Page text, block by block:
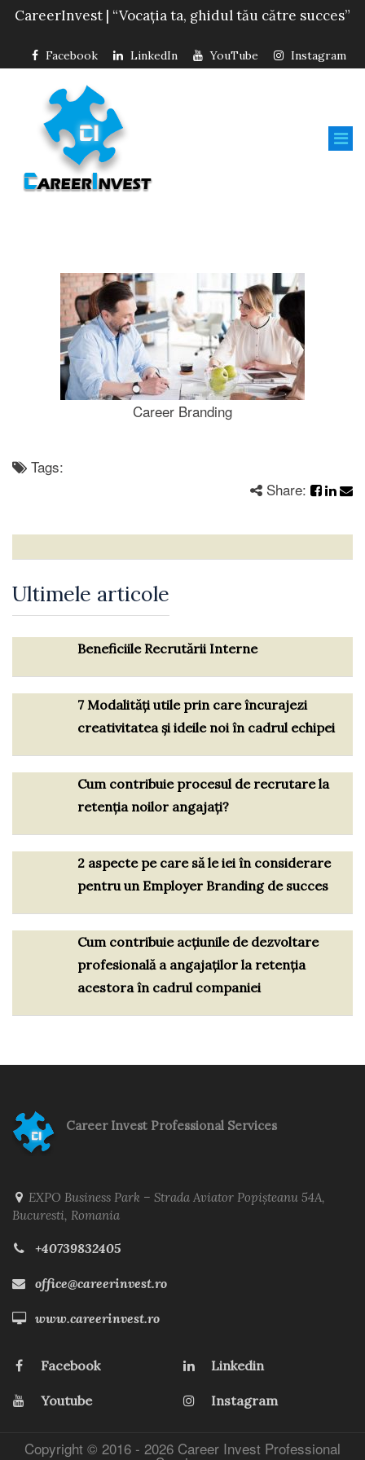
CareerInvest | “Vocația ta, ghidul tău către succes”
Facebook LinkedIn YouTube Instagram
Career Branding
Tags:
Share:
Ultimele articole
Beneficiile Recrutării Interne
7 Modalități utile prin care încurajezi
creativitatea și ideile noi în cadrul echipei
Cum contribuie procesul de recrutare la
retenția noilor angajați?
2 aspecte pe care să le iei în considerare
pentru un Employer Branding de succes
Cum contribuie acțiunile de dezvoltare
profesională a angajaților la retenția
acestora în cadrul companiei
Career Invest Professional Services
EXPO Business Park – Strada Aviator Popișteanu 54A,
Bucuresti, Romania
+40739832405
office@careerinvest.ro
www.careerinvest.ro
Facebook Linkedin
Youtube Instagram
Copyright © 2016 - 2026 Career Invest Professional